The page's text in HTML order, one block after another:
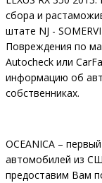
сбора и
штате NJ -
Повреждения по
Autocheck или
информацию об
собственниках.
OCEANIСA –
автомобилей из
предоставим Вам